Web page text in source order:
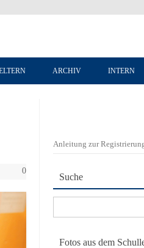
ARCHIV INTERN
0
Anleitung zur
Suche
nach:
Fotos aus dem